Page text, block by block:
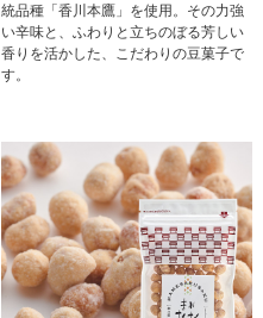
統品種「香川本鷹」を使用。その力強
い辛味と、ふわりと立ちのぼる芳しい
香りを活かした、こだわりの豆菓子で
す。